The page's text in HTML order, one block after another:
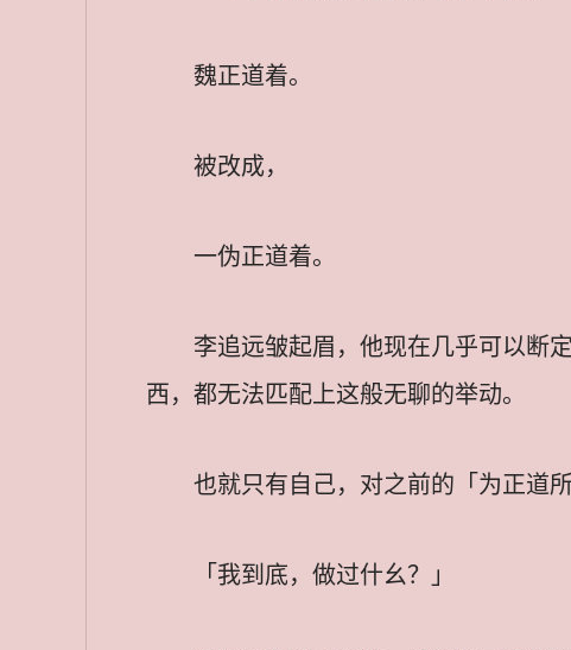
魏正道着。
被改成，
一伪正道着。
李追远皱起眉，他现在几乎可以断
西，都无法匹配上这般无聊的举动。
也就只有自己，对之前的「为正道
「我到底，做过什幺？」